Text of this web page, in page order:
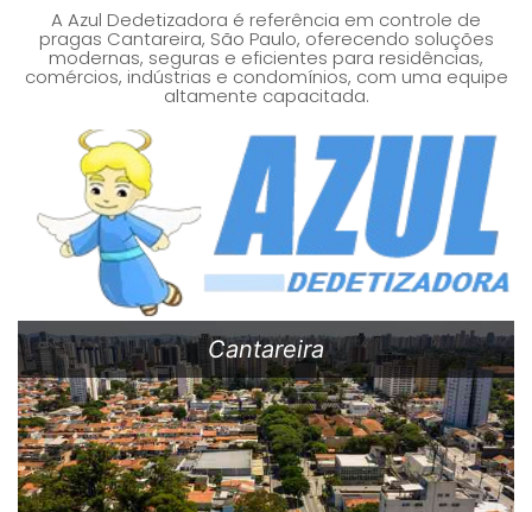
A Azul Dedetizadora é referência em controle de
pragas Cantareira, São Paulo, oferecendo soluções
modernas, seguras e eficientes para residências,
comércios, indústrias e condomínios, com uma equipe
altamente capacitada.
Cantareira